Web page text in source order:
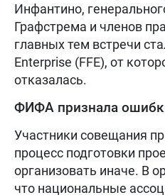
Инфантино,
Графстрема и членов
главных тем встречи
Enterprise (FFE), от
отказалась.
ФИФА признала
Участники совещания
процесс подготовки
организовать иначе. В
что национальные